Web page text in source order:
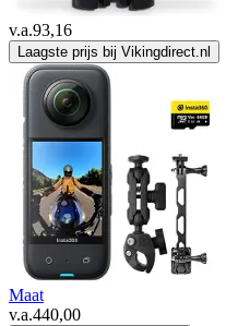
v.a.93,16
Laagste prijs bij Vikingdirect.nl
Maat
v.a.440,00